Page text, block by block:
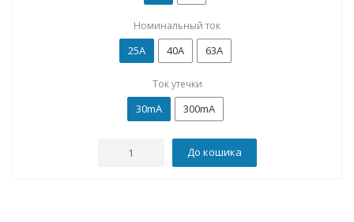
Номинальный ток
25А 40А 63А
Ток утечки
30mA 300mA
До кошика